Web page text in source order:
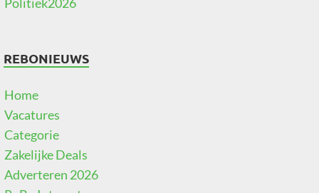
REBONIEUWS
Home
Vacatures
Categorie
Zakelijke Deals
Adverteren 2026